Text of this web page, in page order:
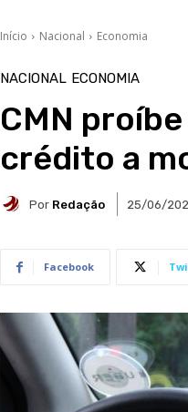
Início Nacional Economia
NACIONAL ECONOMIA
CMN
crédito a
Por Redação 25/06/
Facebook